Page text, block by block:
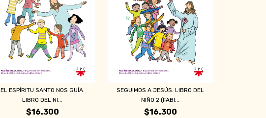
EL ESPÍRITU SANTO NOS GUÍA.
LIBRO DEL NI...
$16.300
SEGUIMOS A JESÚS. LIBRO DEL
NIÑO 2 (FABI...
$16.300